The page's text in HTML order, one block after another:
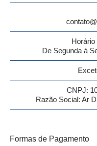
Horário
De Segunda à
CNPJ:
Razão Social: Ar
Formas de Pagamento